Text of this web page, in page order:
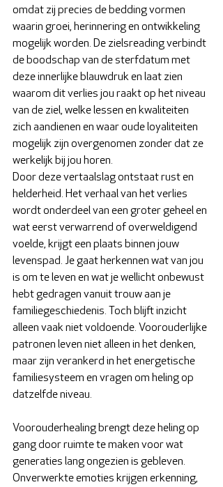
omdat zij precies de bedding vormen
waarin groei, herinnering en ontwikkeling
mogelijk worden. De zielsreading verbindt
de boodschap van de sterfdatum met
deze innerlijke blauwdruk en laat zien
waarom dit verlies jou raakt op het niveau
van de ziel, welke lessen en kwaliteiten
zich aandienen en waar oude loyaliteiten
mogelijk zijn overgenomen zonder dat ze
werkelijk bij jou horen.
Door deze vertaalslag ontstaat rust en
helderheid. Het verhaal van het verlies
wordt onderdeel van een groter geheel en
wat eerst verwarrend of overweldigend
voelde, krijgt een plaats binnen jouw
levenspad. Je gaat herkennen wat van jou
is om te leven en wat je wellicht onbewust
hebt gedragen vanuit trouw aan je
familiegeschiedenis. Toch blijft inzicht
alleen vaak niet voldoende. Voorouderlijke
patronen leven niet alleen in het denken,
maar zijn verankerd in het energetische
familiesysteem en vragen om heling op
datzelfde niveau.
Voorouderhealing brengt deze heling op
gang door ruimte te maken voor wat
generaties lang ongezien is gebleven.
Onverwerkte emoties krijgen erkenning,